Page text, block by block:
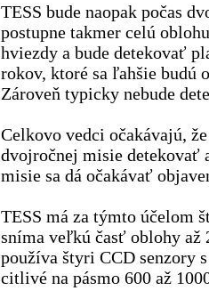
TESS bude naopak počas
postupne takmer celú
hviezdy a bude detekovať
rokov, ktoré sa ľahšie budú
Zároveň typicky nebude
Celkovo vedci očakávajú,
dvojročnej misie detekovať
misie sa dá očakávať
TESS má za týmto účelom
sníma veľkú časť oblohy až
používa štyri CCD senzory
citlivé na pásmo 600 až